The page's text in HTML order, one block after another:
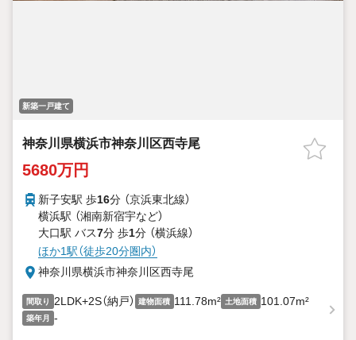
新築一戸建て
神奈川県横浜市神奈川区西寺尾
5680万円
新子安駅 歩16分 （京浜東北線）
横浜駅 （湘南新宿宇など）
大口駅 バス7分 歩1分 （横浜線）
ほか1駅（徒歩20分圏内）
神奈川県横浜市神奈川区西寺尾
間取り 2LDK+2S（納戸） 建物面積 111.78m² 土地面積 101.07m²
築年月 -